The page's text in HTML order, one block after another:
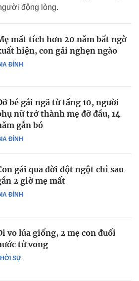
động lòng.
ĐÌNH
mất tích hơn 20 năm bất ngờ
hiện, con gái nghẹn ngào
ĐÌNH
bé gái ngã từ tầng 10, người
nữ trở thành mẹ đỡ đầu, 14
gắn bó
ĐÌNH
gái qua đời đột ngột chỉ sau
2 giờ mẹ mất
SỰ
vo lúa giống, 2 mẹ con đuối
tử vong